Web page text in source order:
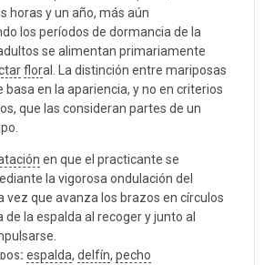
horas y un año, más aún
los períodos de dormancia de la
se alimentan primariamente
floral. La distinción entre mariposas
basa en la apariencia, y no en criterios
que las consideran partes de un
en que el practicante se
la vigorosa ondulación del
vez que avanza los brazos en círculos
de la espalda al recoger y junto al
espalda, delfín, pecho